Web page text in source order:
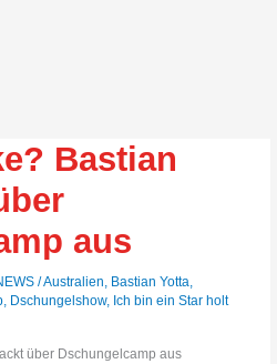
Bastian
aus
/Australien Bastian Yotta
Dschungelshow, Ich bin ein Star holt